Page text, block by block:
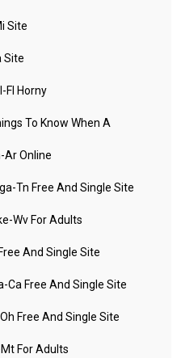
Site
Site
Fl Horny
To Know When A
Online
Tn Free And Single Site
Wv For Adults
And Single Site
Free And Single Site
Free And Single Site
For Adults